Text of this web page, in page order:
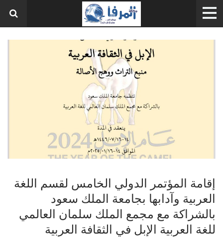
إقامة المؤتمر الدولي الخامس لقسم اللغة
العربية وآدابها بجامعة الملك سعود
بالشراكة مع مجمع الملك سلمان العالمي
للغة العربية الإبل في الثقافة العربية